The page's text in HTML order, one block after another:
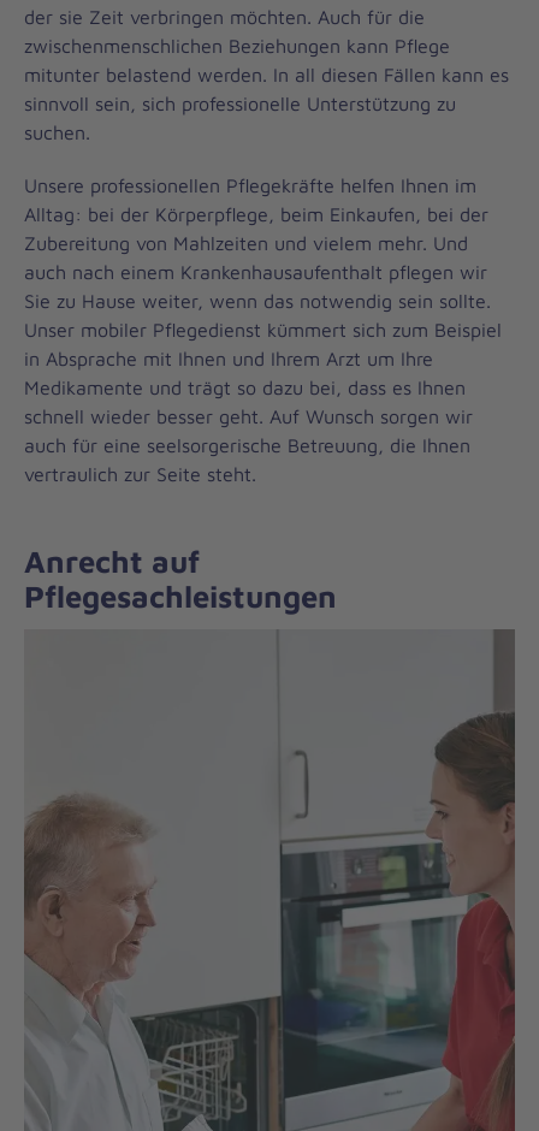
der sie Zeit verbringen möchten. Auch für die
zwischenmenschlichen Beziehungen kann Pflege
mitunter belastend werden. In all diesen Fällen kann es
sinnvoll sein, sich professionelle Unterstützung zu
suchen.
Unsere professionellen Pflegekräfte helfen Ihnen im
Alltag: bei der Körperpflege, beim Einkaufen, bei der
Zubereitung von Mahlzeiten und vielem mehr. Und
auch nach einem Krankenhausaufenthalt pflegen wir
Sie zu Hause weiter, wenn das notwendig sein sollte.
Unser mobiler Pflegedienst kümmert sich zum Beispiel
in Absprache mit Ihnen und Ihrem Arzt um Ihre
Medikamente und trägt so dazu bei, dass es Ihnen
schnell wieder besser geht. Auf Wunsch sorgen wir
auch für eine seelsorgerische Betreuung, die Ihnen
vertraulich zur Seite steht.
Anrecht auf
Pflegesachleistungen